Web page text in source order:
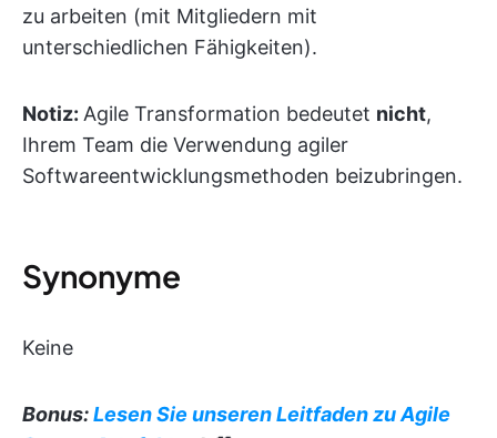
zu arbeiten (mit Mitgliedern mit
unterschiedlichen Fähigkeiten).
Notiz: Agile Transformation bedeutet nicht,
Ihrem Team die Verwendung agiler
Softwareentwicklungsmethoden beizubringen.
Synonyme
Keine
Bonus:Lesen Sie unseren Leitfaden zu Agile